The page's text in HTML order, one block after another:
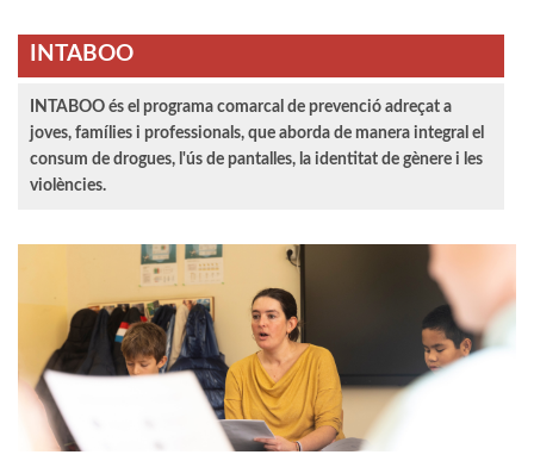
INTABOO
INTABOO és el programa comarcal de prevenció adreçat a
joves, famílies i professionals, que aborda de manera integral el
consum de drogues, l'ús de pantalles, la identitat de gènere i les
violències.